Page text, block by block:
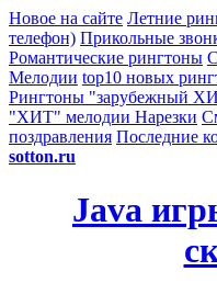
Новое на сайте Летние
телефон) Прикольные
Романтические рингтоны
Мелодии top10 новых
Рингтоны "зарубежный
"ХИТ" мелодии Нарезки
поздравления Последние
sotton.ru
Java